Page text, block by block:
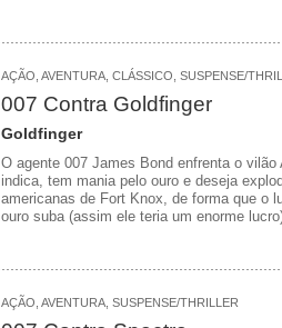
AÇÃO, AVENTURA, CLÁSSICO, SUSPENSE/
007 Contra Goldfinger
Goldfinger
O agente 007 James Bond enfrenta o
indica, tem mania pelo ouro e deseja
americanas de Fort Knox, de forma que o
ouro suba (assim ele teria um enorme
AÇÃO, AVENTURA, SUSPENSE/THRILLER